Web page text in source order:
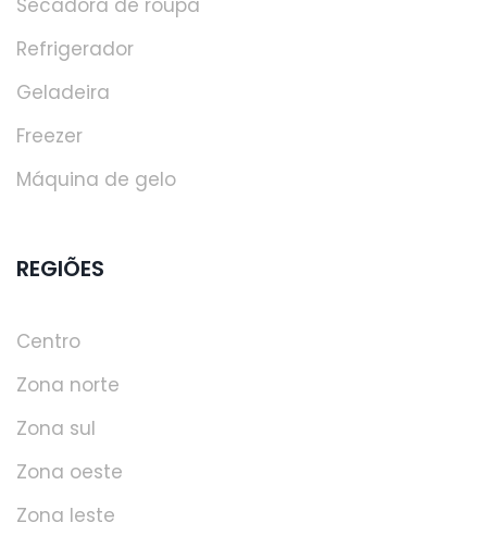
Secadora de roupa
Refrigerador
Geladeira
Freezer
Máquina de gelo
REGIÕES
Centro
Zona norte
Zona sul
Zona oeste
Zona leste